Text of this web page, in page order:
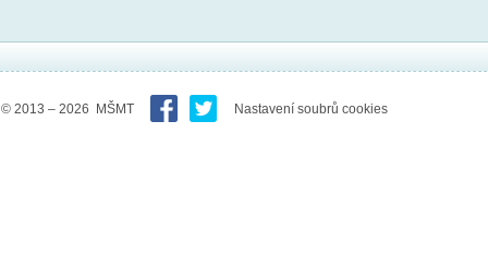
© 2013 – 2026 MŠMT Nastavení soubrů cookies